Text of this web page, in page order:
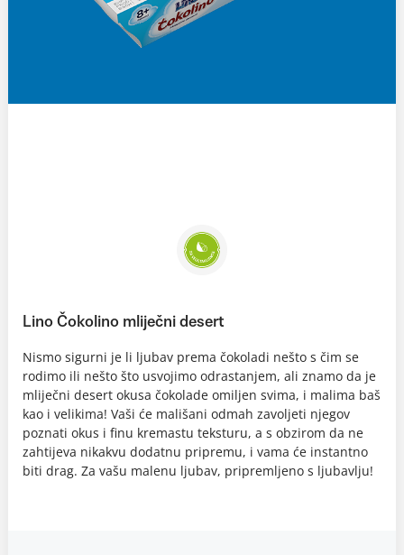
Lino Čokolino mliječni desert
Nismo sigurni je li ljubav prema čokoladi nešto s čim se
rodimo ili nešto što usvojimo odrastanjem, ali znamo da je
mliječni desert okusa čokolade omiljen svima, i malima baš
kao i velikima! Vaši će mališani odmah zavoljeti njegov
poznati okus i finu kremastu teksturu, a s obzirom da ne
zahtijeva nikakvu dodatnu pripremu, i vama će instantno
biti drag. Za vašu malenu ljubav, pripremljeno s ljubavlju!